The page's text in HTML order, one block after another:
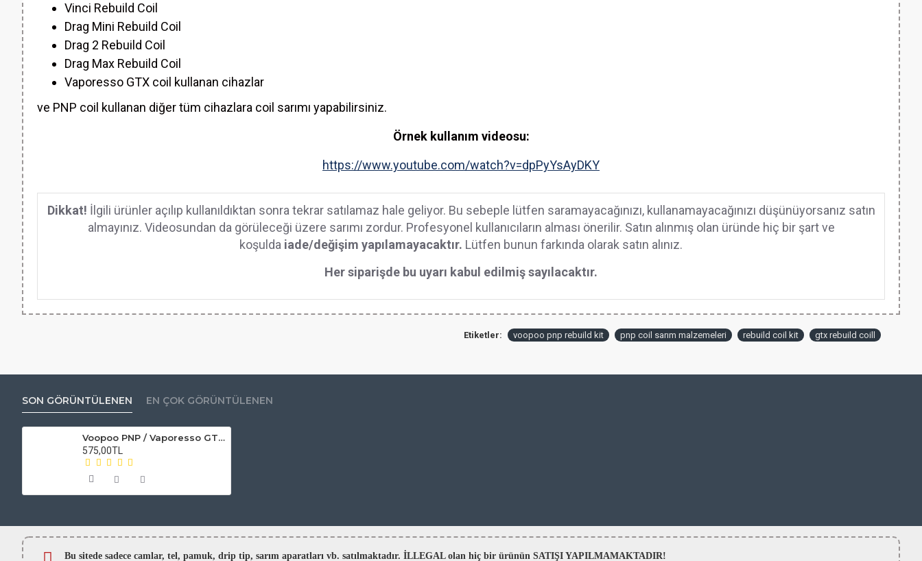
Vinci Rebuild Coil
Drag Mini Rebuild Coil
Drag 2 Rebuild Coil
Drag Max Rebuild Coil
Vaporesso GTX coil kullanan cihazlar
ve PNP coil kullanan diğer tüm cihazlara coil sarımı yapabilirsiniz.
Örnek kullanım videosu:
https://www.youtube.com/watch?v=dpPyYsAyDKY
Dikkat! İlgili ürünler açılıp kullanıldıktan sonra tekrar satılamaz hale geliyor. Bu sebeple lütfen saramayacağınızı, kullanamayacağınızı düşünüyorsanız satın
almayınız. Videosundan da görüleceği üzere sarımı zordur. Profesyonel kullanıcıların alması önerilir. Satın alınmış olan üründe hiç bir şart ve
koşulda iade/değişim yapılamayacaktır. Lütfen bunun farkında olarak satın alınız.
Her siparişde bu uyarı kabul edilmiş sayılacaktır.
Etiketler: voopoo pnp rebuild kit pnp coil sarım malzemeleri rebuild coil kit gtx rebuild coill
SON GÖRÜNTÜLENEN EN ÇOK GÖRÜNTÜLENEN
Voopoo PNP / Vaporesso GTX Rebuild Kit - Coil Sarım Malzemeleri
575,00TL
Bu sitede sadece camlar, tel, pamuk, drip tip, sarım aparatları vb. satılmaktadır. İLLEGAL olan hiç bir ürünün SATIŞI YAPILMAMAKTADIR!